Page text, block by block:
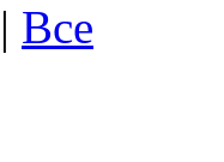
| Все